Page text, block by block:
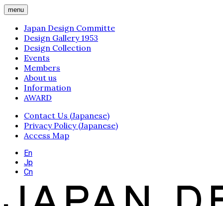
menu
Japan Design Committe
Design Gallery 1953
Design Collection
Events
Members
About us
Information
AWARD
Contact Us (Japanese)
Privacy Policy (Japanese)
Access Map
En
Jp
Cn